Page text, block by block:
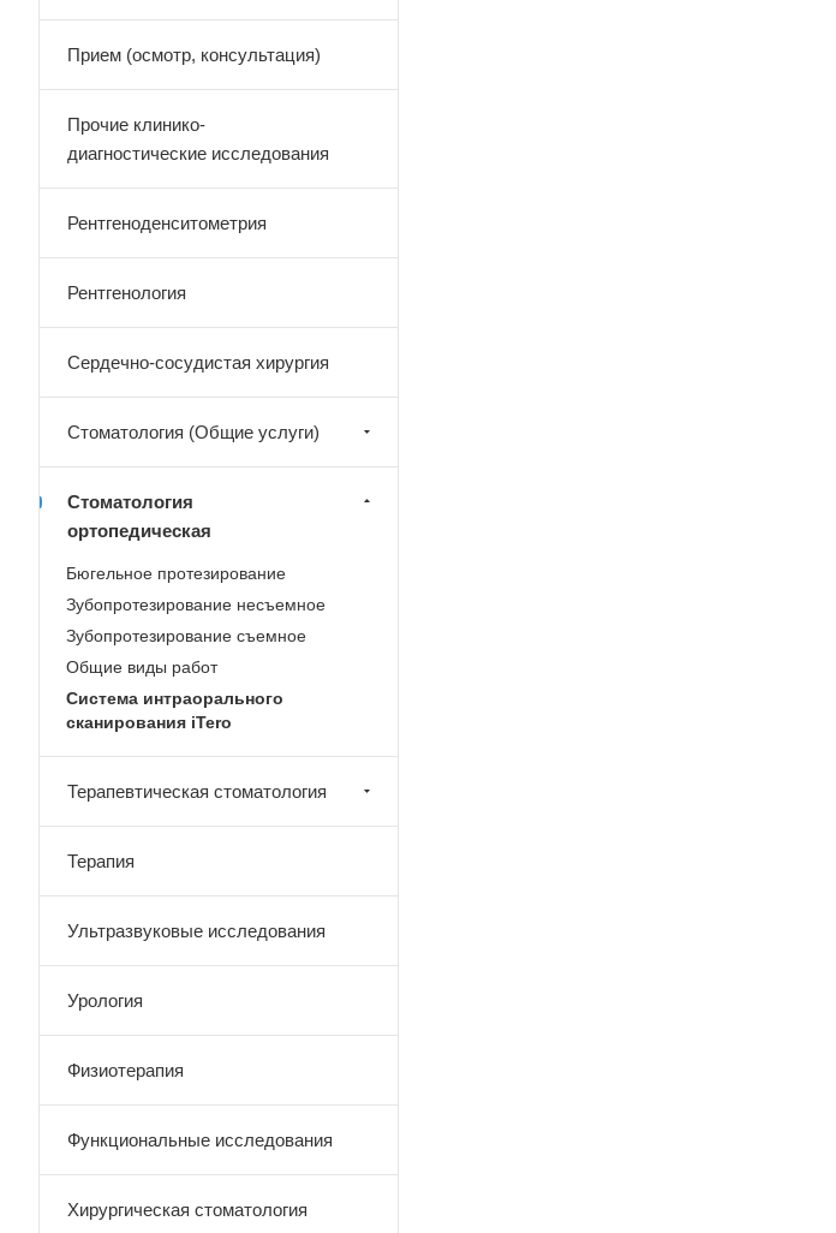
Прием (осмотр, консультация)
Прочие клинико-
диагностические исследования
Рентгеноденситометрия
Рентгенология
Сердечно-сосудистая хирургия
Стоматология (Общие услуги)
Стоматология
ортопедическая
Бюгельное протезирование
Зубопротезирование несъемное
Зубопротезирование съемное
Общие виды работ
Система интраорального
сканирования iTero
Терапевтическая стоматология
Терапия
Ультразвуковые исследования
Урология
Физиотерапия
Функциональные исследования
Хирургическая стоматология